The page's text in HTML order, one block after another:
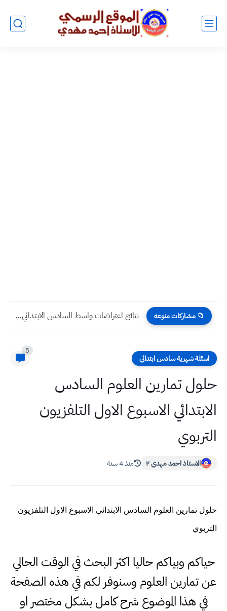
📁 مشاركات منوعه نتائج اعتراضات واسط السادس الابتدائي 2024 الدور الاول
اسئلة شهرية سادس ابتدائي
5
حلول تمارين العلوم السادس
الابتدائي الاسبوع الاول التلفزيون
التربوي
الاستاذ احمد مهدي ٢ منذ 4 سنة
حلول تمارين العلوم السادس الابتدائي الاسبوع الاول التلفزيون
التربوي
حياكم وبياكم حاليا اكثر البحث في الوقت الحالي
عن تمارين العلوم وسنوفر لكم في هذه الصفحة
في هذا الموضوع شرح كامل بشكل مختصر او